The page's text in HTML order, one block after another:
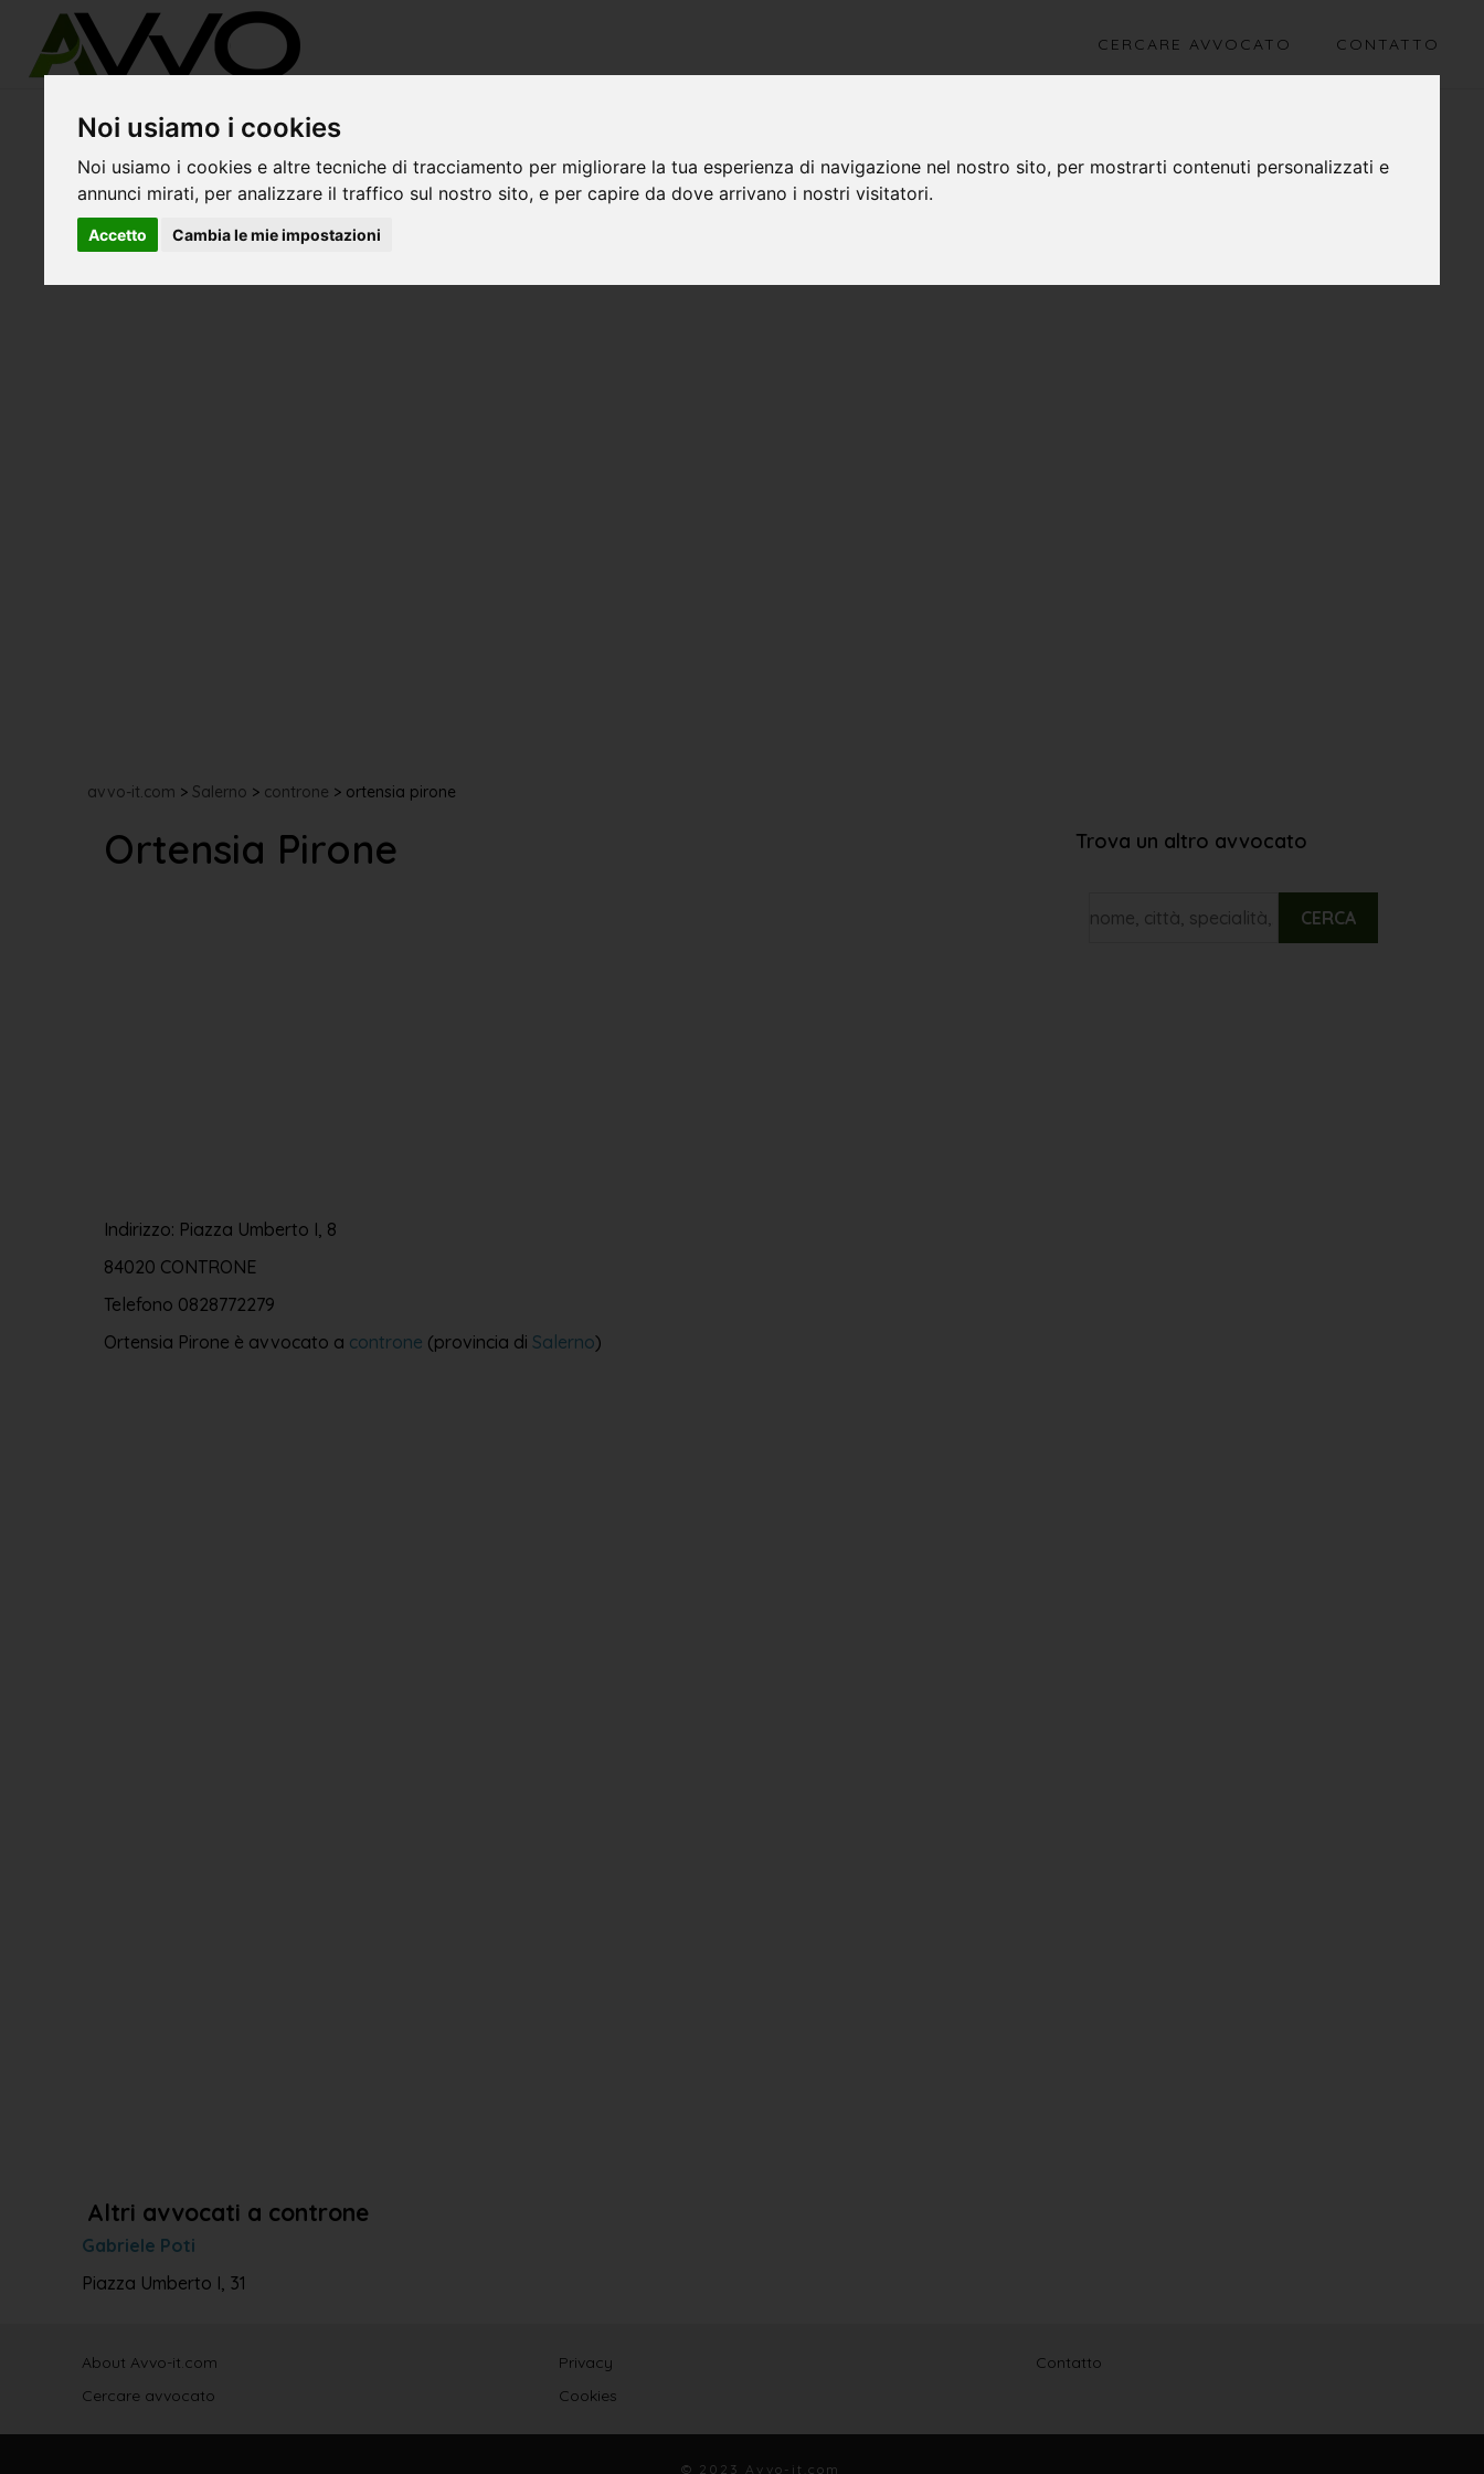
Noi usiamo i cookies
Noi usiamo i cookies e altre tecniche di tracciamento per migliorare la tua esperienza di navigazione nel nostro sito, per mostrarti contenuti personalizzati e
annunci mirati, per analizzare il traffico sul nostro sito, e per capire da dove arrivano i nostri visitatori.
Accetto Cambia le mie impostazioni
CERCARE AVVOCATO CONTATTO
avvo-it.com > Salerno >controne > ortensia pirone
Ortensia Pirone
Indirizzo: Piazza Umberto I, 8
84020 CONTRONE
Telefono 0828772279
Ortensia Pirone è avvocato a controne (provincia di Salerno)
Trova un altro avvocato
CERCA
Altri avvocati a controne
Gabriele Poti
Piazza Umberto I, 31
About Avvo-it.com
Cercare avvocato
Privacy
Cookies
Contatto
© 2023 Avvo-it.com